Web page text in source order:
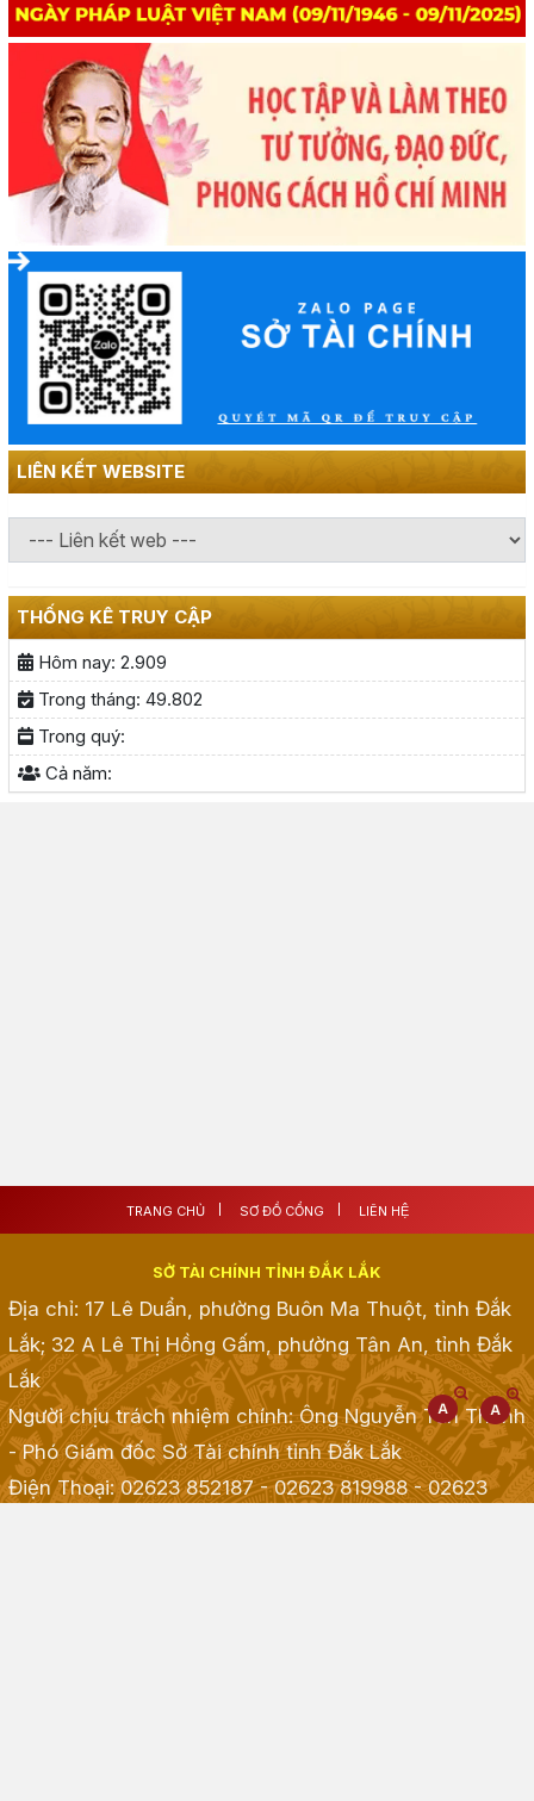
LIÊN KẾT WEBSITE
THỐNG KÊ TRUY CẬP
Hôm nay: 2.909
Trong tháng: 49.802
Trong quý:
Cả năm:
TRANG CHỦ SƠ ĐỒ CỔNG LIÊN HỆ
SỞ TÀI CHÍNH TỈNH ĐẮK LẮK
Địa chỉ: 17 Lê Duẩn, phường Buôn Ma Thuột, tỉnh Đắk
Lắk; 32 A Lê Thị Hồng Gấm, phường Tân An, tỉnh Đắk
Lắk
Người chịu trách nhiệm chính: Ông Nguyễn Tấn Thành
- Phó Giám đốc Sở Tài chính tỉnh Đắk Lắk
Điện Thoại: 02623 852187 - 02623 819988 - 02623